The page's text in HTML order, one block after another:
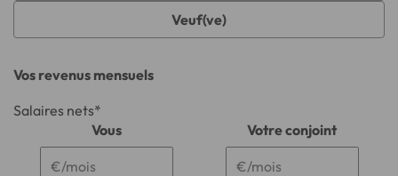
Veuf(ve)
Vos revenus mensuels
Salaires nets*
Vous
Votre conjoint